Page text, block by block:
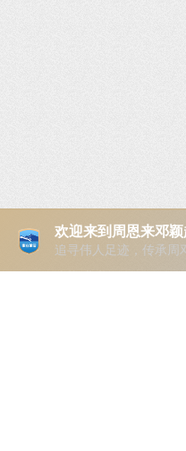
欢迎来到周恩来邓颖
追寻伟人足迹，传承周